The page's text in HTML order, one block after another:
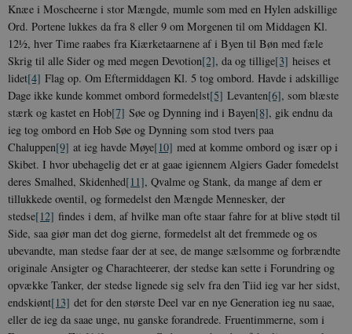
Knæe i Moscheerne i stor Mængde, mumle som med en Hylen adskillige
Ord. Portene lukkes da fra 8 eller 9 om Morgenen til om Middagen Kl.
12½, hver Time raabes fra Kiærketaarnene af i Byen til Bøn med fæle
Skrig til alle Sider og med megen Devotion[2], da og tillige[3] heises et
lidet[4] Flag op. Om Eftermiddagen Kl. 5 tog ombord. Havde i adskillige
Dage ikke kunde kommet ombord formedelst[5] Levanten[6], som blæste
stærk og kastet en Hob[7] Søe og Dynning ind i Bayen[8], gik endnu da
ieg tog ombord en Hob Søe og Dynning som stod tvers paa
Chaluppen[9] at ieg havde Møye[10] med at komme ombord og især op i
Skibet. I hvor ubehagelig det er at gaae igiennem Algiers Gader fomedelst
deres Smalhed, Skidenhed[11], Qvalme og Stank, da mange af dem er
tillukkede oventil, og formedelst den Mængde Mennesker, der
stedse[12] findes i dem, af hvilke man ofte staar fahre for at blive stødt til
Side, saa giør man det dog gierne, formedelst alt det fremmede og os
ubevandte, man stedse faar der at see, de mange sælsomme og forbrændte
originale Ansigter og Charachteerer, der stedse kan sette i Forundring og
opvække Tanker, der stedse lignede sig selv fra den Tiid ieg var her sidst,
endskiønt[13] det for den største Deel var en nye Generation ieg nu saae,
eller de ieg da saae unge, nu ganske forandrede. Fruentimmerne, som i